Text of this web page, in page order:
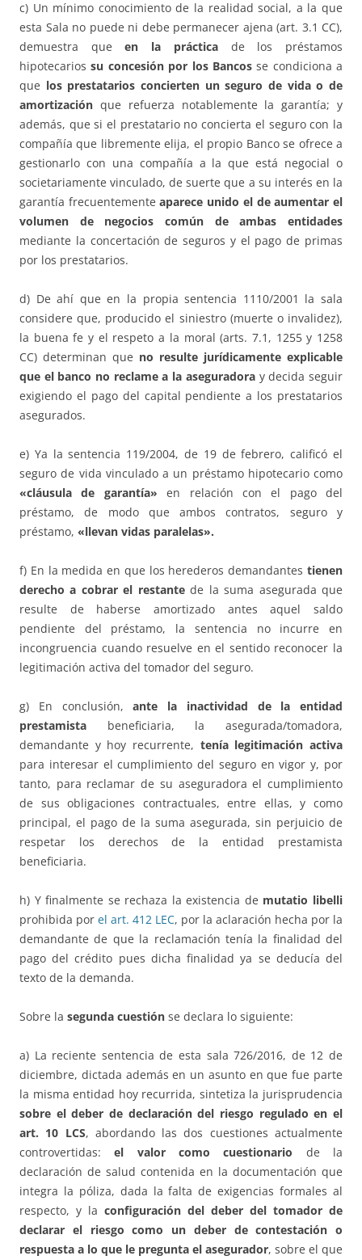
c) Un mínimo conocimiento de la realidad social, a la que
esta Sala no puede ni debe permanecer ajena (art. 3.1 CC),
demuestra queen la prácticade los préstamos
hipotecariossu concesión por los Bancosse condiciona a
que los prestatarios concierten un seguro de vida o de
amortización que refuerza notablemente la garantía; y
además, que si el prestatario no concierta el seguro con la
compañía que libremente elija, el propio Banco se ofrece a
gestionarlo con una compañía a la que está negocial o
societariamente vinculado, de suerte que a su interés en la
garantía frecuentementeaparece unido el de aumentar el
volumen de negocios común de ambas entidades
mediante la concertación de seguros y el pago de primas
por los prestatarios.
d) De ahí que en la propia sentencia 1110/2001 la sala
considere que, producido el siniestro (muerte o invalidez),
la buena fe y el respeto a la moral (arts. 7.1, 1255 y 1258
CC) determinan que no resulte jurídicamente explicable
que el banco no reclame a la aseguradoray decida seguir
exigiendo el pago del capital pendiente a los prestatarios
asegurados.
e) Ya la sentencia 119/2004, de 19 de febrero, calificó el
seguro de vida vinculado a un préstamo hipotecario como
«cláusula de garantía» en relación con el pago del
préstamo, de modo que ambos contratos, seguro y
préstamo, «llevan vidas paralelas».
f) En la medida en que los herederos demandantes tienen
derecho a cobrar el restantede la suma asegurada que
resulte de haberse amortizado antes aquel saldo
pendiente del préstamo, la sentencia no incurre en
incongruencia cuando resuelve en el sentido reconocer la
legitimación activa del tomador del seguro.
g) En conclusión,ante la inactividad de la entidad
prestamista beneficiaria, la asegurada/tomadora,
demandante y hoy recurrente, tenía legitimación activa
para interesar el cumplimiento del seguro en vigor y, por
tanto, para reclamar de su aseguradora el cumplimiento
de sus obligaciones contractuales, entre ellas, y como
principal, el pago de la suma asegurada, sin perjuicio de
respetar los derechos de la entidad prestamista
beneficiaria.
h) Y finalmente se rechaza la existencia de mutatio libelli
prohibida por el art. 412 LEC, por la aclaración hecha por la
demandante de que la reclamación tenía la finalidad del
pago del crédito pues dicha finalidad ya se deducía del
texto de la demanda.
Sobre la segunda cuestión se declara lo siguiente:
a) La reciente sentencia de esta sala 726/2016, de 12 de
diciembre, dictada además en un asunto en que fue parte
la misma entidad hoy recurrida, sintetiza la jurisprudencia
sobre el deber de declaración del riesgo regulado en el
art. 10 LCS, abordando las dos cuestiones actualmente
controvertidas:el valor como cuestionario de la
declaración de salud contenida en la documentación que
integra la póliza, dada la falta de exigencias formales al
respecto, y la configuración del deber del tomador de
declarar el riesgo como un deber de contestación o
respuesta a lo que le pregunta el asegurador, sobre el que